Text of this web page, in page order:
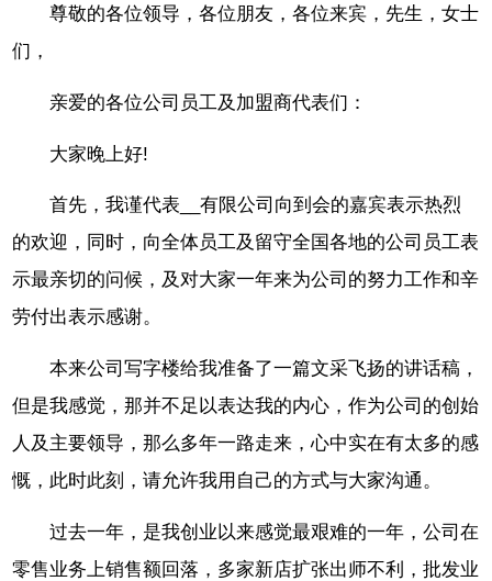
尊敬的各位领导，各位朋友，各位来宾，先生，女士
们，
亲爱的各位公司员工及加盟商代表们：
大家晚上好!
首先，我谨代表__有限公司向到会的嘉宾表示热烈
的欢迎，同时，向全体员工及留守全国各地的公司员工表
示最亲切的问候，及对大家一年来为公司的努力工作和辛
劳付出表示感谢。
本来公司写字楼给我准备了一篇文采飞扬的讲话稿，
但是我感觉，那并不足以表达我的内心，作为公司的创始
人及主要领导，那么多年一路走来，心中实在有太多的感
慨，此时此刻，请允许我用自己的方式与大家沟通。
过去一年，是我创业以来感觉最艰难的一年，公司在
零售业务上销售额回落，多家新店扩张出师不利，批发业